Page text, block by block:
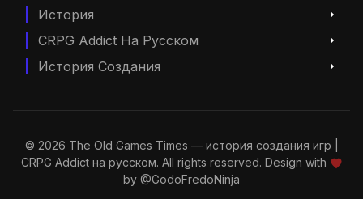
История
CRPG Addict На Русском
История Создания
© 2026 The Old Games Times — история создания игр |
CRPG Addict на русском. All rights reserved. Design with
by @GodoFredoNinja